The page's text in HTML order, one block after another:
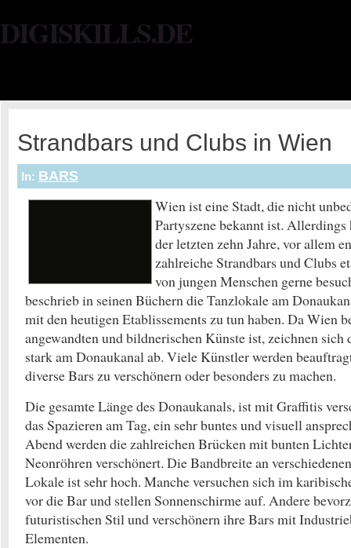
DIGISKILLS.DE
Strandbars und Clubs in Wien
In: BARS
Wien ist eine Stadt, die nicht
Partyszene bekannt ist.
der letzten zehn Jahre, vor allem
zahlreiche Strandbars und Clubs
von jungen Menschen gerne
beschrieb in seinen Büchern die Tanzlokale am
mit den heutigen Etablissements zu tun haben. Da Wien
angewandten und bildnerischen Künste ist, zeichnen sich
stark am Donaukanal ab. Viele Künstler werden
diverse Bars zu verschönern oder besonders zu machen.
Die gesamte Länge des Donaukanals, ist mit Graffitis
das Spazieren am Tag, ein sehr buntes und visuell
Abend werden die zahlreichen Brücken mit bunten
Neonröhren verschönert. Die Bandbreite an
Lokale ist sehr hoch. Manche versuchen sich im
vor die Bar und stellen Sonnenschirme auf. Andere
futuristischen Stil und verschönern ihre Bars mit
Elementen.